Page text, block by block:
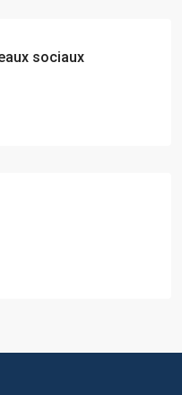
sociaux